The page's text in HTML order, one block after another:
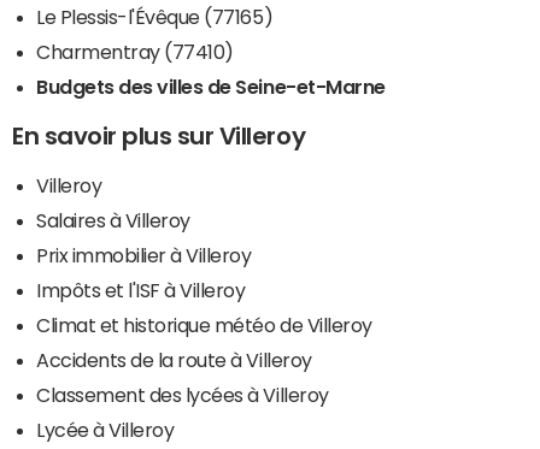
Le Plessis-l'Évêque (77165)
Charmentray (77410)
Budgets des villes de Seine-et-Marne
En savoir plus sur Villeroy
Villeroy
Salaires à Villeroy
Prix immobilier à Villeroy
Impôts et l'ISF à Villeroy
Climat et historique météo de Villeroy
Accidents de la route à Villeroy
Classement des lycées à Villeroy
Lycée à Villeroy